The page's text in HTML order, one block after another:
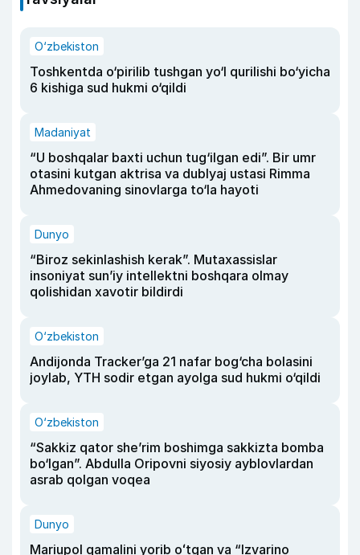
O‘zbekiston
Toshkentda o‘pirilib tushgan yo‘l qurilishi bo‘yicha
6 kishiga sud hukmi o‘qildi
Madaniyat
“U boshqalar baxti uchun tug‘ilgan edi”. Bir umr
otasini kutgan aktrisa va dublyaj ustasi Rimma
Ahmedovaning sinovlarga to‘la hayoti
Dunyo
“Biroz sekinlashish kerak”. Mutaxassislar
insoniyat sun’iy intellektni boshqara olmay
qolishidan xavotir bildirdi
O‘zbekiston
Andijonda Tracker’ga 21 nafar bog‘cha bolasini
joylab, YTH sodir etgan ayolga sud hukmi o‘qildi
O‘zbekiston
“Sakkiz qator she’rim boshimga sakkizta bomba
bo‘lgan”. Abdulla Oripovni siyosiy ayblovlardan
asrab qolgan voqea
Dunyo
Mariupol qamalini yorib oʻtgan va “Izvarino